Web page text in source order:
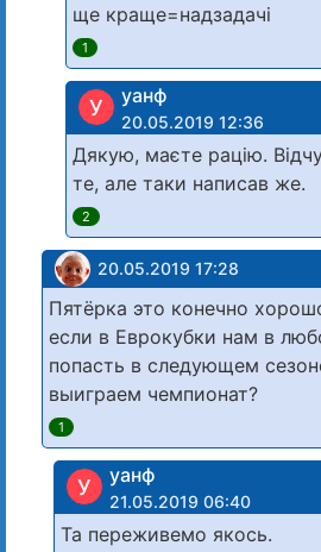
ще краще=надзадачі
1
У уанф
20.05.2019 12:36
Дякую, маєте рацію.
те, але таки написав же.
2
20.05.2019 17:28
Пятёрка это конечно
если в Еврокубки нам в
попасть в следующем
выиграем чемпионат?
1
У уанф
21.05.2019 06:40
Та переживемо якось.